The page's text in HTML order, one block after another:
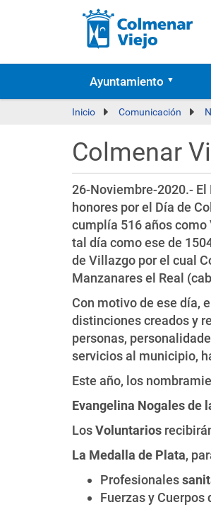
Ayuntamiento
Inicio Comunicación
Colmenar
26-Noviembre-2020.-
honores por el Día de
cumplía 516 años
tal día como ese de
de Villazgo por el cual
Manzanares el Real
Con motivo de ese día,
distinciones creados y
personas,
servicios al municipio,
Este año, los
Evangelina Nogales de
LosVoluntarios
La Medalla de Plata,
Profesionales
Fuerzas y Cuerpos